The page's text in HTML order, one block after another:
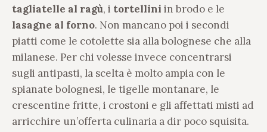
tagliatelle al ragù, i tortellini in brodo e le
lasagne al forno. Non mancano poi i secondi
piatti come le cotolette sia alla bolognese che alla
milanese. Per chi volesse invece concentrarsi
sugli antipasti, la scelta è molto ampia con le
spianate bolognesi, le tigelle montanare, le
crescentine fritte, i crostoni e gli affettati misti ad
arricchire un’offerta culinaria a dir poco squisita.